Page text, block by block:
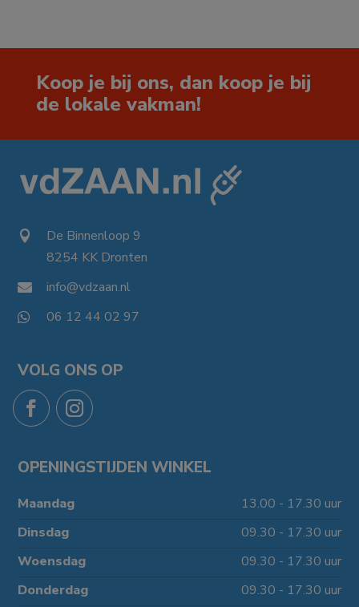
Koop je bij ons, dan koop je bij
de lokale vakman!
 De Binnenloop 9
8254 KK Dronten
 info@vdzaan.nl
 06 12 44 02 97
VOLG ONS OP
OPENINGSTIJDEN WINKEL
Maandag
13.00 - 17.30 uur
Dinsdag
09.30 - 17.30 uur
Woensdag
09.30 - 17.30 uur
Donderdag
09.30 - 17.30 uur